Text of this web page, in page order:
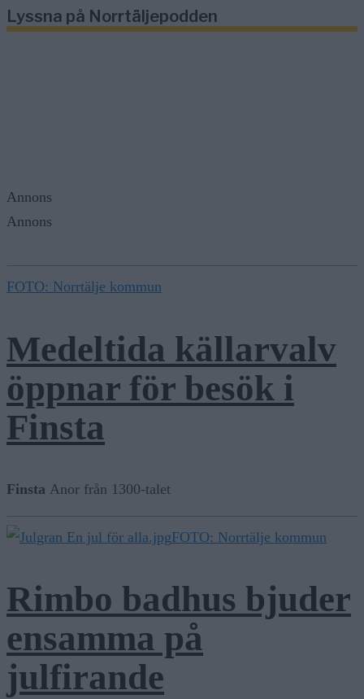
Lyssna på Norrtäljepodden
Annons
Annons
FOTO: Norrtälje kommun
Medeltida källarvalv
öppnar för besök i
Finsta
Finsta Anor från 1300-talet
FOTO: Norrtälje kommun
Rimbo badhus bjuder
ensamma på
julfirande